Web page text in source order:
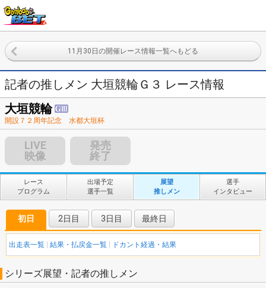
11月30日の開催レース情報一覧へもどる
記者の推しメン 大垣競輪Ｇ３ レース情報
大垣競輪
開設７２周年記念 水都大垣杯
LIVE
映像
発売
終了
レース
プログラム
出場予定
選手一覧
展望
推しメン
選手
インタビュー
初日
出走表一覧 結果・払戻金一覧 ドカント経過・結果
2日目 3日目 最終日
シリーズ展望・記者の推しメン